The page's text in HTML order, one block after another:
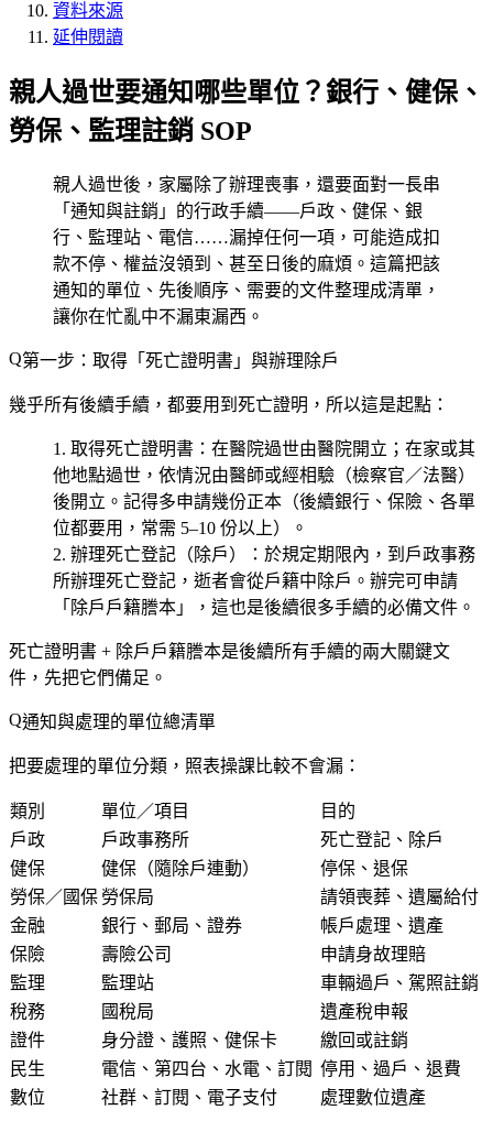
資料來源
延伸閱讀
親人過世要通知哪些單位？銀行、健保、
勞保、監理註銷 SOP
親人過世後，家屬除了辦理喪事，還要面對一長串
「通知與註銷」的行政手續——戶政、健保、銀
行、監理站、電信……漏掉任何一項，可能造成扣
款不停、權益沒領到、甚至日後的麻煩。這篇把該
通知的單位、先後順序、需要的文件整理成清單，
讓你在忙亂中不漏東漏西。
第一步：取得「死亡證明書」與辦理除戶
幾乎所有後續手續，都要用到死亡證明，所以這是起點：
取得死亡證明書 ：在醫院過世由醫院開立；在家或其
他地點過世，依情況由醫師或經相驗（檢察官／法醫）
後開立。 記得多申請幾份正本 （後續銀行、保險、各單
位都要用，常需 5–10 份以上）。
辦理死亡登記（除戶）
：於規定期限內，到戶政事務
所辦理死亡登記，逝者會從戶籍中除戶。辦完可申請
「除戶戶籍謄本」，這也是後續很多手續的必備文件。
死亡證明書 + 除戶戶籍謄本是後續所有手續的兩大關鍵文
件，先把它們備足。
通知與處理的單位總清單
把要處理的單位分類，照表操課比較不會漏：
類別 單位／項目
目的
戶政
戶政事務所
死亡登記、除戶
健保
健保（隨除戶連動）
停保、退保
勞保／國保 勞保局
請領喪葬、遺屬給付
金融
銀行、郵局、證券
帳戶處理、遺產
保險
壽險公司
申請身故理賠
監理
監理站
車輛過戶、駕照註銷
稅務
國稅局
遺產稅申報
證件
身分證、護照、健保卡
繳回或註銷
民生
電信、第四台、水電、訂閱 停用、過戶、退費
數位
社群、訂閱、電子支付 處理數位遺產